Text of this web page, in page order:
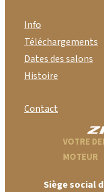
Info
Téléchargements
Dates des salons
Histoire
Contact
VOTRE
MOTEUR
Siège social